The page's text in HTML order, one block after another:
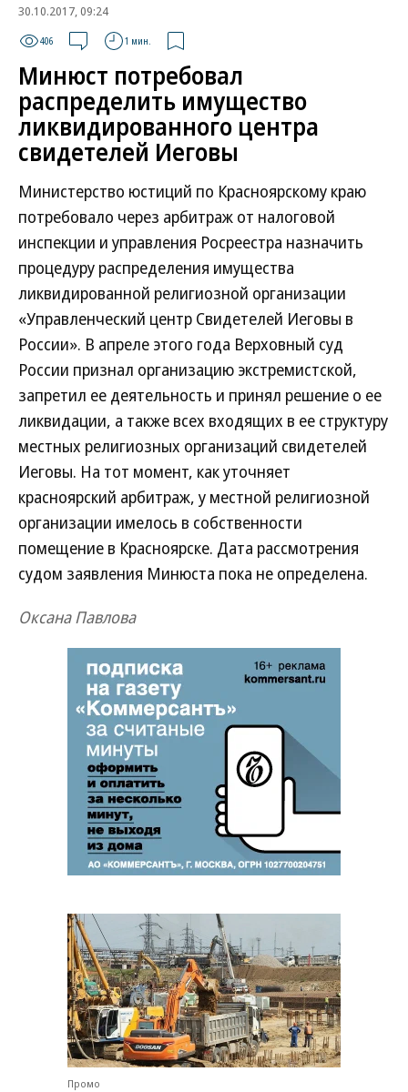
30.10.2017, 09:24
406 1 мин.
Минюст потребовал
распределить имущество
ликвидированного центра
свидетелей Иеговы
Министерство юстиций по Красноярскому краю
потребовало через арбитраж от налоговой
инспекции и управления Росреестра назначить
процедуру распределения имущества
ликвидированной религиозной организации
«Управленческий центр Свидетелей Иеговы в
России». В апреле этого года Верховный суд
России признал организацию экстремистской,
запретил ее деятельность и принял решение о ее
ликвидации, а также всех входящих в ее структуру
местных религиозных организаций свидетелей
Иеговы. На тот момент, как уточняет
красноярский арбитраж, у местной религиозной
организации имелось в собственности
помещение в Красноярске. Дата рассмотрения
судом заявления Минюста пока не определена.
Оксана Павлова
Промо